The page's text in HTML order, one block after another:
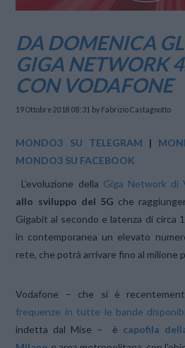
DA DOMENICA
GIGA NETWORK
CON VODAFONE
19 Ottobre 2018 08:31 by Fabrizio Castagnotto
MONDO3 SU TELEGRAM |
MONDO3 SU FACEBOOK
L’evoluzione della Giga Network di
allo sviluppo del 5G che
Gigabit al secondo e latenza di circa
in contemporanea un elevato
rete, che potrà arrivare fino al milione
Vodafone – che si è
frequenze in tutte le bande
indetta dal Mise – è capofila